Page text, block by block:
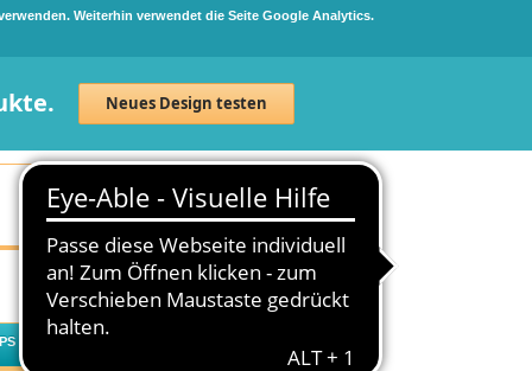
Weiterhin verwendet die Seite Google Analytics.
Neues Design testen
Neuanmeldung Anmelden
0 Artikel 0,00 €